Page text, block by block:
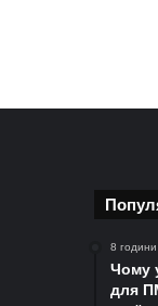
8
Чому
для